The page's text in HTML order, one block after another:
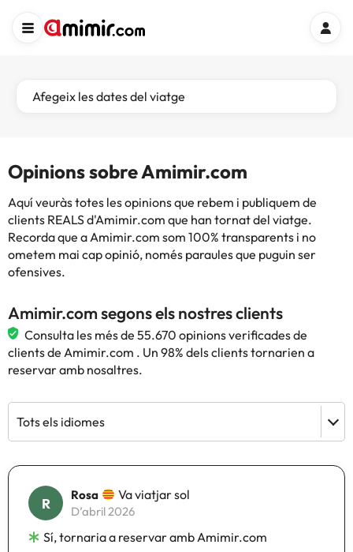
Afegeix les dates del viatge
Opinions sobre Amimir.com
Aquí veuràs totes les opinions que rebem i publiquem de
clients REALS d'Amimir.com que han tornat del viatge.
Recorda que a Amimir.com som 100% transparents i no
ometem mai cap opinió, només paraules que puguin ser
ofensives.
Amimir.com segons els nostres clients
Consulta les més de 55.670 opinions verificades de
clients de Amimir.com . Un 98% dels clients tornarien a
reservar amb nosaltres.